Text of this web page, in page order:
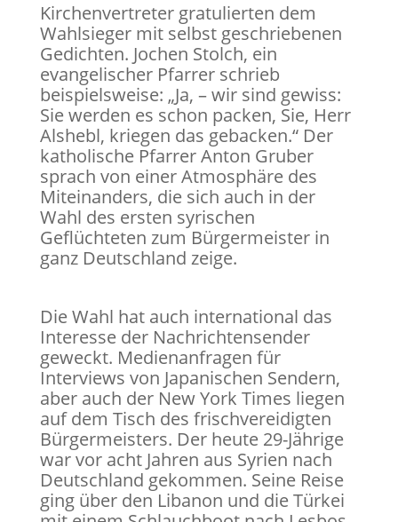
Kirchenvertreter gratulierten dem
Wahlsieger mit selbst geschriebenen
Gedichten. Jochen Stolch, ein
evangelischer Pfarrer schrieb
beispielsweise: „Ja, – wir sind gewiss:
Sie werden es schon packen, Sie, Herr
Alshebl, kriegen das gebacken.“ Der
katholische Pfarrer Anton Gruber
sprach von einer Atmosphäre des
Miteinanders, die sich auch in der
Wahl des ersten syrischen
Geflüchteten zum Bürgermeister in
ganz Deutschland zeige.
Die Wahl hat auch international das
Interesse der Nachrichtensender
geweckt. Medienanfragen für
Interviews von Japanischen Sendern,
aber auch der New York Times liegen
auf dem Tisch des frischvereidigten
Bürgermeisters. Der heute 29-Jährige
war vor acht Jahren aus Syrien nach
Deutschland gekommen. Seine Reise
ging über den Libanon und die Türkei